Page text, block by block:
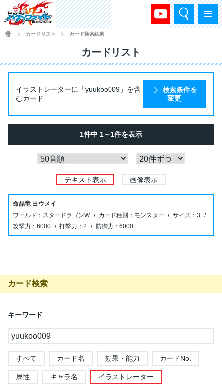
メニュー
検索
HOME
カードリスト カード検索結果
カードリスト
イラストレーターに「yuukoo009」を含
むカード
検索条件を
変更
1件中 1～1件を表示
テキスト表示 画像表示
命晶竜 ヨウメイ
スタードラゴンW
モンスター
3
6000
2 6000
カード検索
キーワード
すべて カード名 効果・能力 カードNo.
属性 キャラ名 イラストレーター